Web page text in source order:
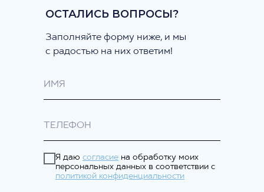
Заполняйте форму ниже, и мы
с радостью на них ответим!
ОСТАЛИСЬ ВОПРОСЫ?
Я даю согласие на обработку моих
персональных данных в соответствии с
политикой конфиденциальности